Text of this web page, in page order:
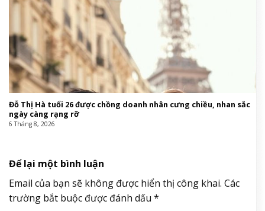
Đỗ Thị Hà tuổi 26 được chồng doanh nhân cưng chiều, nhan sắc
ngày càng rạng rỡ
6 Tháng 8, 2026
Để lại một bình luận
Email của bạn sẽ không được hiển thị công khai. Các
trường bắt buộc được đánh dấu *